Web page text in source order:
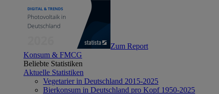
Zum Report
Konsum & FMCG
Beliebte Statistiken
Aktuelle Statistiken
Vegetarier in Deutschland 2015-2025
Bierkonsum in Deutschland pro Kopf 1950-2025